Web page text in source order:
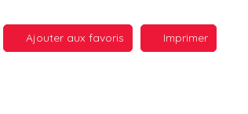
Ajouter aux favoris Imprimer